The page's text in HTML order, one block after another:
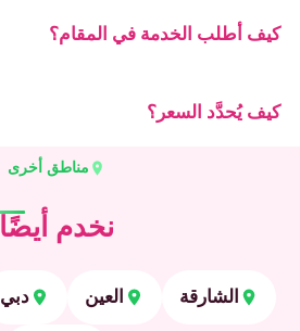
كيف أطلب الخدمة في المقام؟
كيف يُحدَّد السعر؟
مناطق أخرى
نخدم أيضًا
الشارقة العين دبي